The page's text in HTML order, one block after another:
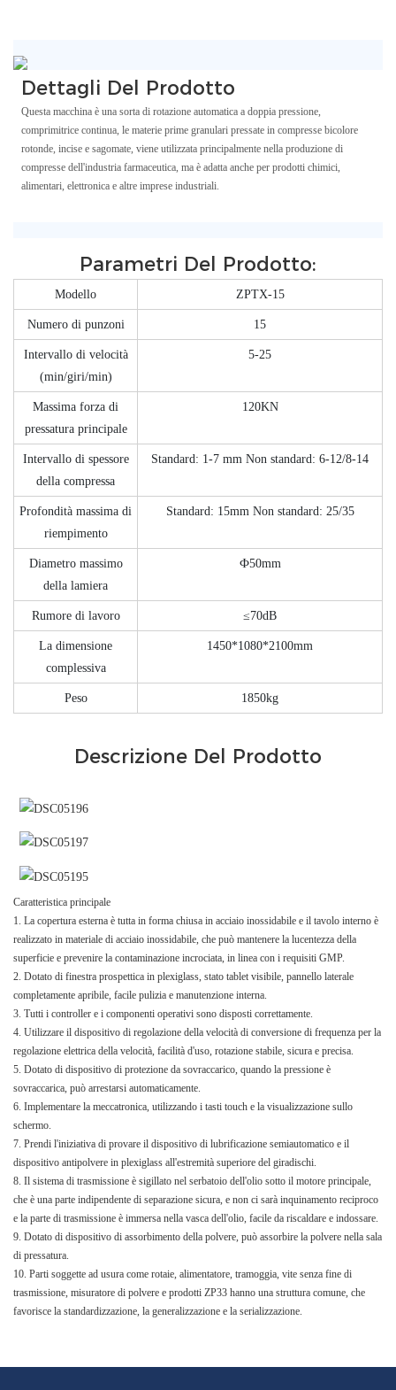
Dettagli Del Prodotto
Questa macchina è una sorta di rotazione automatica a doppia pressione,
comprimitrice continua, le materie prime granulari pressate in compresse bicolore
rotonde, incise e sagomate, viene utilizzata principalmente nella produzione di
compresse dell'industria farmaceutica, ma è adatta anche per prodotti chimici,
alimentari, elettronica e altre imprese industriali.
Parametri Del Prodotto:
Modello ZPTX-15
Numero di punzoni 15
Intervallo di velocità
(min/giri/min)
5-25
Massima forza di
pressatura principale
120KN
Intervallo di spessore
della compressa
Standard: 1-7 mm Non standard: 6-12/8-14
Profondità massima di
riempimento
Standard: 15mm Non standard: 25/35
Diametro massimo
della lamiera
Ф50mm
Rumore di lavoro ≤70dB
La dimensione
complessiva
1450*1080*2100mm
Peso 1850kg
Descrizione Del Prodotto
Caratteristica principale
1. La copertura esterna è tutta in forma chiusa in acciaio inossidabile e il tavolo interno è
realizzato in materiale di acciaio inossidabile, che può mantenere la lucentezza della
superficie e prevenire la contaminazione incrociata, in linea con i requisiti GMP.
2. Dotato di finestra prospettica in plexiglass, stato tablet visibile, pannello laterale
completamente apribile, facile pulizia e manutenzione interna.
3. Tutti i controller e i componenti operativi sono disposti correttamente.
4. Utilizzare il dispositivo di regolazione della velocità di conversione di frequenza per la
regolazione elettrica della velocità, facilità d'uso, rotazione stabile, sicura e precisa.
5. Dotato di dispositivo di protezione da sovraccarico, quando la pressione è
sovraccarica, può arrestarsi automaticamente.
6. Implementare la meccatronica, utilizzando i tasti touch e la visualizzazione sullo
schermo.
7. Prendi l'iniziativa di provare il dispositivo di lubrificazione semiautomatico e il
dispositivo antipolvere in plexiglass all'estremità superiore del giradischi.
8. Il sistema di trasmissione è sigillato nel serbatoio dell'olio sotto il motore principale,
che è una parte indipendente di separazione sicura, e non ci sarà inquinamento reciproco
e la parte di trasmissione è immersa nella vasca dell'olio, facile da riscaldare e indossare.
9. Dotato di dispositivo di assorbimento della polvere, può assorbire la polvere nella sala
di pressatura.
10. Parti soggette ad usura come rotaie, alimentatore, tramoggia, vite senza fine di
trasmissione, misuratore di polvere e prodotti ZP33 hanno una struttura comune, che
favorisce la standardizzazione, la generalizzazione e la serializzazione.